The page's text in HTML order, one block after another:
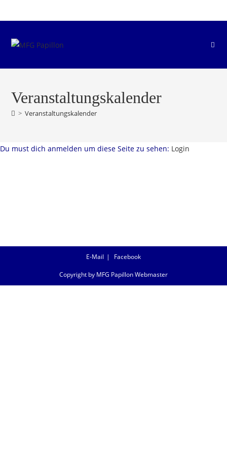
Inhalt
Veranstaltungskalender
> Veranstaltungskalender
Du must dich anmelden um diese Seite zu sehen: Login
E-Mail Facebook
Copyright by MFG Papillon Webmaster